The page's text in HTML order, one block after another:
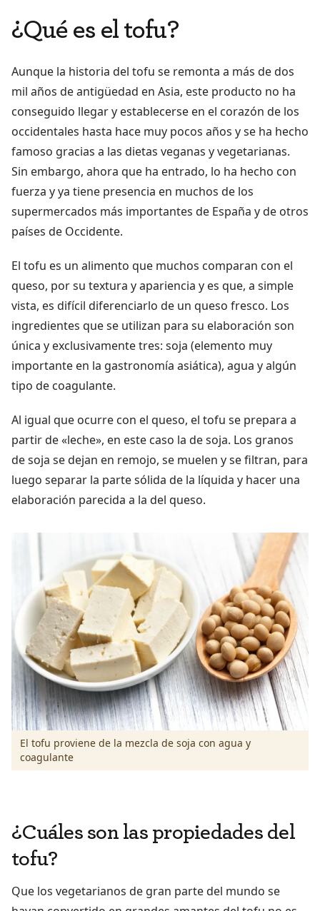
¿Qué es el tofu?
Aunque la historia del tofu se remonta a más de dos
mil años de antigüedad en Asia, este producto no ha
conseguido llegar y establecerse en el corazón de los
occidentales hasta hace muy pocos años y se ha hecho
famoso gracias a las dietas veganas y vegetarianas.
Sin embargo, ahora que ha entrado, lo ha hecho con
fuerza y ya tiene presencia en muchos de los
supermercados más importantes de España y de otros
países de Occidente.
El tofu es un alimento que muchos comparan con el
queso, por su textura y apariencia y es que, a simple
vista, es difícil diferenciarlo de un queso fresco. Los
ingredientes que se utilizan para su elaboración son
única y exclusivamente tres: soja (elemento muy
importante en la gastronomía asiática), agua y algún
tipo de coagulante.
Al igual que ocurre con el queso, el tofu se prepara a
partir de «leche», en este caso la de soja. Los granos
de soja se dejan en remojo, se muelen y se filtran, para
luego separar la parte sólida de la líquida y hacer una
elaboración parecida a la del queso.
El tofu proviene de la mezcla de soja con agua y
coagulante
¿Cuáles son las propiedades del
tofu?
Que los vegetarianos de gran parte del mundo se